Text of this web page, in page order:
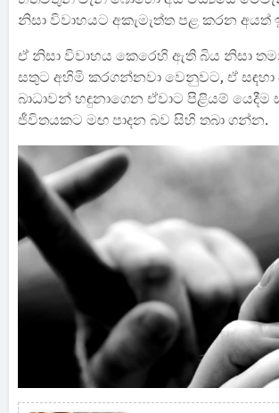
නිසා විවාහයට අකැමැත්ත පළ කරන
ඒ නිසා විවාහය කෙරෙහි ඇති බිය නිසා
සතුට අහිමි කරගන්නවා වෙනුවට, ඒ
බාධාවන් හඳුනාගෙන ඒවාට පිළියම් යෙදීම
ජීවිතයකට මඟ පාදන බව සිහි තබා ගන්න.